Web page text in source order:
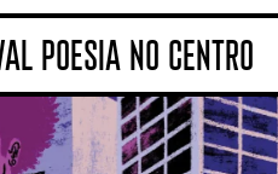
POESIA NO CENTRO